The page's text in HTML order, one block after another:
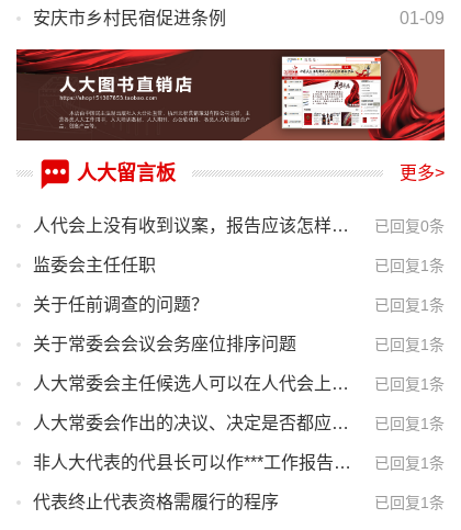
安庆市乡村民宿促进条例 01-09
人大留言板 更多>
人代会上没有收到议案，报告应该怎样写，标题还是写议案处理意见的报告吗？ 已回复0条
监委会主任任职 已回复1条
关于任前调查的问题？ 已回复1条
关于常委会会议会务座位排序问题 已回复1条
人大常委会主任候选人可以在人代会上作人大常委会工作报告吗？ 已回复1条
人大常委会作出的决议、决定是否都应该以正式编号文件形式印发？ 已回复1条
非人大代表的代县长可以作***工作报告吗？ 已回复1条
代表终止代表资格需履行的程序 已回复1条